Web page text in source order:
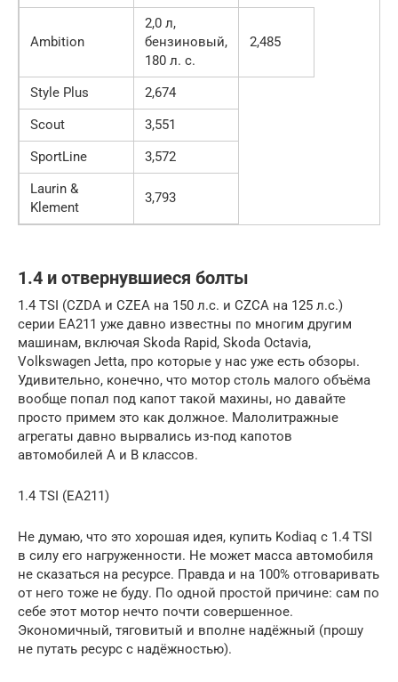
Ambition
2,0 л,
бензиновый,
180 л. с.
2,485
Style Plus
2,674
Scout
3,551
SportLine
3,572
Laurin &
Klement
3,793
1.4 и отвернувшиеся болты
1.4 TSI (CZDA и CZEA на 150 л.с. и CZСA на 125 л.с.)
серии EA211 уже давно известны по многим другим
машинам, включая Skoda Rapid, Skoda Octavia,
Volkswagen Jetta, про которые у нас уже есть обзоры.
Удивительно, конечно, что мотор столь малого объёма
вообще попал под капот такой махины, но давайте
просто примем это как должное. Малолитражные
агрегаты давно вырвались из-под капотов
автомобилей А и B классов.
1.4 TSI (EA211)
Не думаю, что это хорошая идея, купить Kodiaq с 1.4 TSI
в силу его нагруженности. Не может масса автомобиля
не сказаться на ресурсе. Правда и на 100% отговаривать
от него тоже не буду. По одной простой причине: сам по
себе этот мотор нечто почти совершенное.
Экономичный, тяговитый и вполне надёжный (прошу
не путать ресурс с надёжностью).